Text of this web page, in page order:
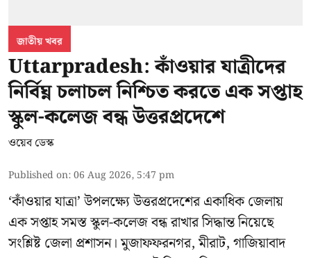
জাতীয় খবর
Uttarpradesh: কাঁওয়ার যাত্রীদের
নির্বিঘ্ন চলাচল নিশ্চিত করতে এক সপ্তাহ
স্কুল-কলেজ বন্ধ উত্তরপ্রদেশে
ওয়েব ডেস্ক
Published on:06 Aug 2026, 5:47 pm
‘কাঁওয়ার যাত্রা’উপলক্ষ্যে উত্তরপ্রদেশের একাধিক জেলায়
এক সপ্তাহ সমস্ত স্কুল-কলেজ বন্ধ রাখার সিদ্ধান্ত নিয়েছে
সংশ্লিষ্ট জেলা প্রশাসন। মুজাফফরনগর, মীরাট, গাজিয়াবাদ